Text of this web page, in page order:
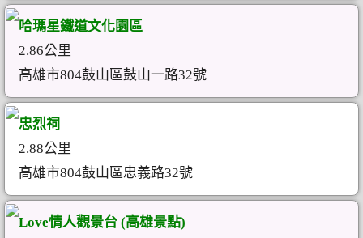
哈瑪星鐵道文化園區
2.86公里
高雄市804鼓山區鼓山一路32號
忠烈祠
2.88公里
高雄市804鼓山區忠義路32號
Love情人觀景台 (高雄景點)